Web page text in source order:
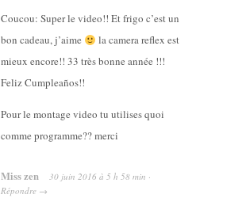
Coucou: Super le video!! Et frigo c’est un
bon cadeau, j’aime
la camera reflex est
mieux encore!! 33 très bonne année !!!
Feliz Cumpleaños!!
Pour le montage video tu utilises quoi
comme programme?? merci
Miss zen 30 juin 2016 à 5 h 58 min ·
Répondre →